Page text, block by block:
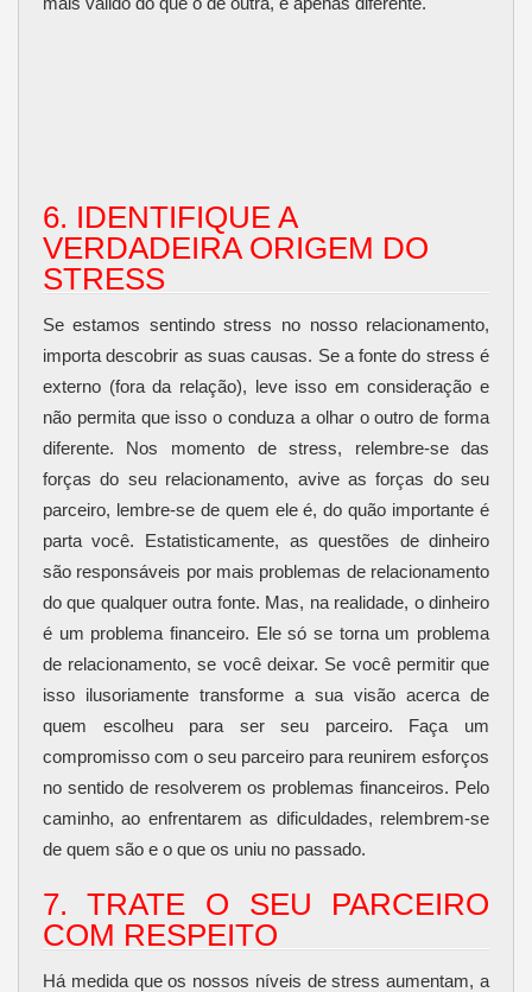
6. IDENTIFIQUE A
VERDADEIRA ORIGEM DO
STRESS
Se estamos sentindo stress no nosso relacionamento,
importa descobrir as suas causas. Se a fonte do stress é
externo (fora da relação), leve isso em consideração e
não permita que isso o conduza a olhar o outro de forma
diferente. Nos momento de stress, relembre-se das
forças do seu relacionamento, avive as forças do seu
parceiro, lembre-se de quem ele é, do quão importante é
parta você. Estatisticamente, as questões de dinheiro
são responsáveis por mais problemas de relacionamento
do que qualquer outra fonte. Mas, na realidade, o dinheiro
é um problema financeiro. Ele só se torna um problema
de relacionamento, se você deixar. Se você permitir que
isso ilusoriamente transforme a sua visão acerca de
quem escolheu para ser seu parceiro. Faça um
compromisso com o seu parceiro para reunirem esforços
no sentido de resolverem os problemas financeiros. Pelo
caminho, ao enfrentarem as dificuldades, relembrem-se
de quem são e o que os uniu no passado.
7. TRATE O SEU PARCEIRO
COM RESPEITO
Há medida que os nossos níveis de stress aumentam, a